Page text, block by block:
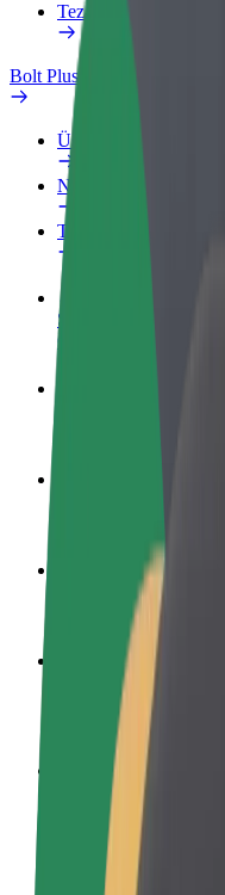
Tez-tez verilən suallar
Bolt Plus
Üstünlüklər
Necə qoşulmalı?
Tez-tez verilən suallar
Sürücü ol
Öz şərtlərinizə uyğun
Yemək çatdırın və
Restoran və ya
Daha çox müştəri
Avtopark sahibi kimi
Avtoparkınızı Bolt
Biznes üçün Bolt
Biznesiniz üçün